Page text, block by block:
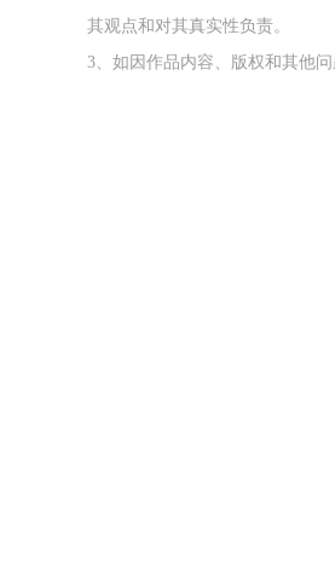
其观点和对其真实性负责。
3、如因作品内容、版权和其他